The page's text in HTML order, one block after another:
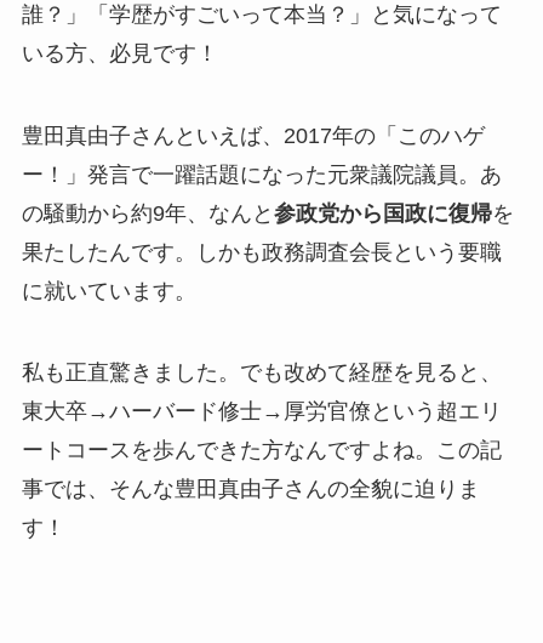
誰？」「学歴がすごいって本当？」と気になって
いる方、必見です！
豊田真由子さんといえば、2017年の「このハゲ
ー！」発言で一躍話題になった元衆議院議員。あ
の騒動から約9年、なんと 参政党から国政に復帰を
果たしたんです。しかも政務調査会長という要職
に就いています。
私も正直驚きました。でも改めて経歴を見ると、
東大卒→ハーバード修士→厚労官僚という超エリ
ートコース を歩んできた方なんですよね。この記
事では、そんな豊田真由子さんの全貌に迫りま
す！